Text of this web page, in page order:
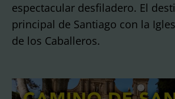
espectacular desfiladero. El
principal de Santiago con la
de los Caballeros.